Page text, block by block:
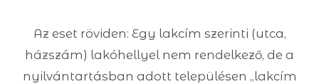
Az eset röviden: Egy lakcím szerinti (utca,
házszám) lakóhellyel nem rendelkező, de a
nyilvántartásban adott településen „lakcím